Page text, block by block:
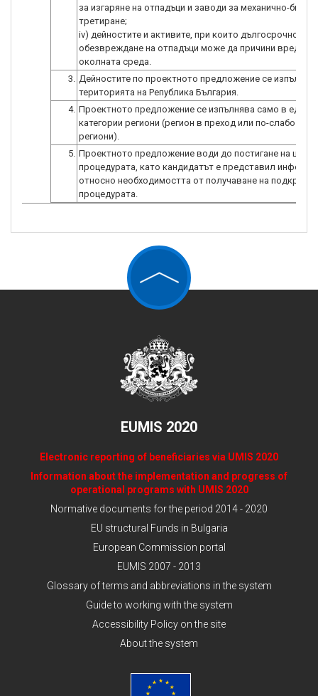
за изгаряне на отпадъци и заводи за механично-
третиране;
iv) дейностите и активите, при които дългосрочното
обезвреждане на отпадъци може да причини вреда на
околната среда.
3. Дейностите по проектното предложение се
територията на Република България.
4. Проектното предложение се изпълнява само в един
категории региони (регион в преход или по-слабо
региони).
5. Проектното предложение води до постигане на
процедурата, като кандидатът е представил
относно необходимостта от получаване на подкрепа
процедурата.
EUMIS 2020
Electronic reporting of beneficiaries via UMIS 2020
Information about the implementation and progress of
operational programs with UMIS 2020
Normative documents for the period 2014 - 2020
EU structural Funds in Bulgaria
European Commission portal
EUMIS 2007 - 2013
Glossary of terms and abbreviations in the system
Guide to working with the system
Accessibility Policy on the site
About the system